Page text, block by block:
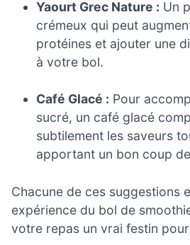
Yaourt Grec Nature : Un
crémeux qui peut
protéines et ajouter une
à votre bol.
Café Glacé : Pour
sucré, un café glacé
subtilement les saveurs
apportant un bon coup
Chacune de ces suggestions
expérience du bol de
votre repas un vrai festin